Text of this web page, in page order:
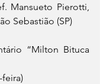
Mansueto Pierotti,
Sebastião (SP)
“Milton Bituca